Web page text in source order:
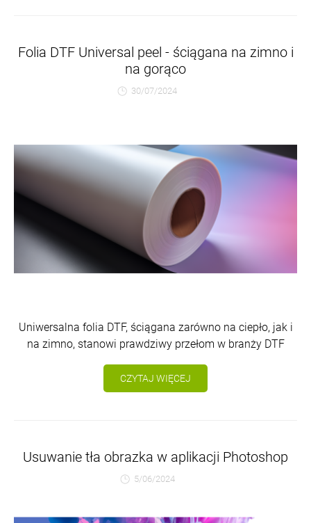
Folia DTF Universal peel - ściągana na zimno i
na gorąco
30/07/2024
Uniwersalna folia DTF, ściągana zarówno na ciepło, jak i
na zimno, stanowi prawdziwy przełom w branży DTF
CZYTAJ WIĘCEJ
Usuwanie tła obrazka w aplikacji Photoshop
5/06/2024